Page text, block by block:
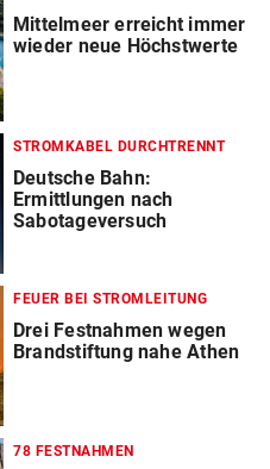
Mittelmeer erreicht immer
wieder neue Höchstwerte
STROMKABEL DURCHTRENNT
Deutsche Bahn:
Ermittlungen nach
Sabotageversuch
FEUER BEI STROMLEITUNG
Drei Festnahmen wegen
Brandstiftung nahe Athen
78 FESTNAHMEN